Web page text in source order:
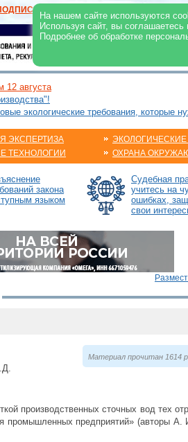
На нашем сайте используются
Используя сайт, вы
Подробнее об обработке
| В ЖУРНАЛЕ В
12 августа
экологические требования, которые
ЭКСПЕРТИЗА
ТЕХНОЛОГИИ
ОХРАНА
закона
языком
Судебная
учитесь на
ошибках,
свои
Материал прочитан 1614
производственных сточных вод тех
промышленных предприятий» (авторы